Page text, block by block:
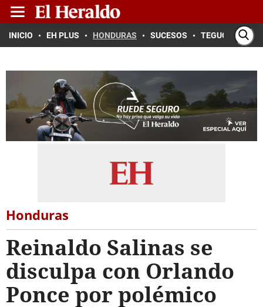
INICIO EH PLUS HONDURAS SUCESOS TEGUCIGALPA
Honduras
Reinaldo Salinas se
disculpa con Orlando
Ponce por polémico